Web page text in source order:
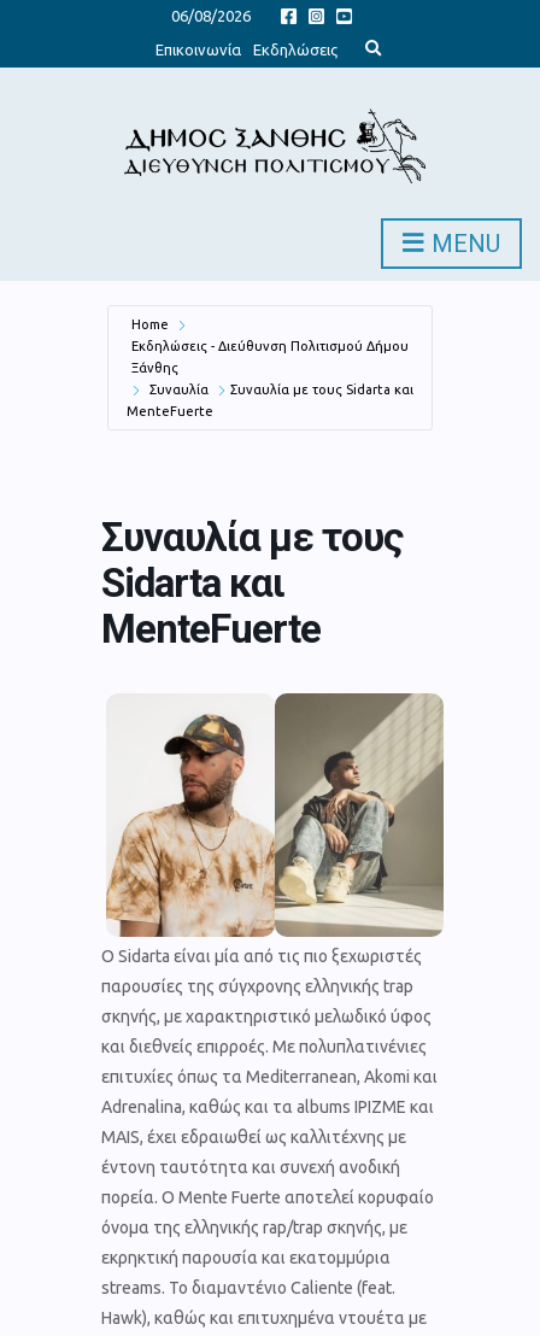
06/08/2026
Επικοινωνία
Εκδηλώσεις
x
d
s
e
c
o
MENU
Home
Εκδηλώσεις - Διεύθυνση Πολιτισμού Δήμου
Ξάνθης
Συναυλία
Συναυλία με τους Sidarta και
MenteFuerte
Συναυλία με τους
Sidarta και
MenteFuerte
Ο Sidarta είναι μία από τις πιο ξεχωριστές
παρουσίες της σύγχρονης ελληνικής trap
σκηνής, με χαρακτηριστικό μελωδικό ύφος
και διεθνείς επιρροές. Με πολυπλατινένιες
επιτυχίες όπως τα Mediterranean, Akomi και
Adrenalina, καθώς και τα albums IPIZME και
MAIS, έχει εδραιωθεί ως καλλιτέχνης με
έντονη ταυτότητα και συνεχή ανοδική
πορεία. Ο Mente Fuerte αποτελεί κορυφαίο
όνομα της ελληνικής rap/trap σκηνής, με
εκρηκτική παρουσία και εκατομμύρια
streams. Το διαμαντένιο Caliente (feat.
Hawk), καθώς και επιτυχημένα ντουέτα με